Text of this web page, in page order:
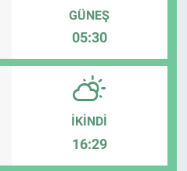
GÜNEŞ
05:30
İKINDI
16:29